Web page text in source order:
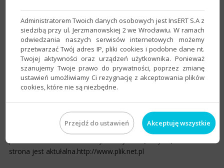
Macius2 dla subiekta5do programu:Subiekt 5
Potrafi w krótkim czasie wygenerowac na dysk lokalny jak
również na serwer ftp dane z bazy subiekta5.Umożliwja
dopasownie wyglądu strony do własnych upodobań.Mamy
towary lub usługi przez internet.Nie trzeba zatrudniać
informatyka specjalisty aby sprzedawać swoje towary usługi za
strona jest aktułalna.http://www.plik.net.pl
Administratorem Twoich danych osobowych jest InsERT S.A z
siedzibą przy ul. Jerzmanowskiej 2 we Wrocławiu. W ramach
odwiedzania naszych serwisów internetowych możemy
przetwarzać Twój adres IP, pliki cookies i podobne dane nt.
Twojej aktywności oraz urządzeń użytkownika. Ponieważ
szanujemy Twoje prawo do prywatności, poprzez zmianę
ustawień umożliwiamy Ci rezygnację z akceptowania plików
cookies, które nie są niezbędne.
Przejdź do ustawień Akceptuję wszystkie